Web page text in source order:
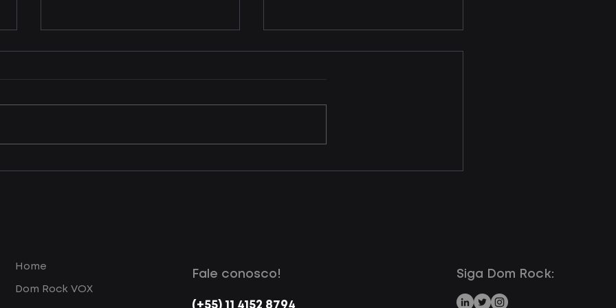
O trabalho árduo de unir
Uma publicação encontrada
Estatística Policial Criminal
Algoritmos que
As tecnologias de dados
Ampliar os resultados de
Home
Dom Rock VOX
Fale conosco!
(+55) 11 4152 8794
Siga Dom Rock: